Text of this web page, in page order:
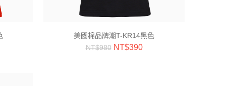
美國棉品牌潮T-KR14黑色
NT$980 NT$390